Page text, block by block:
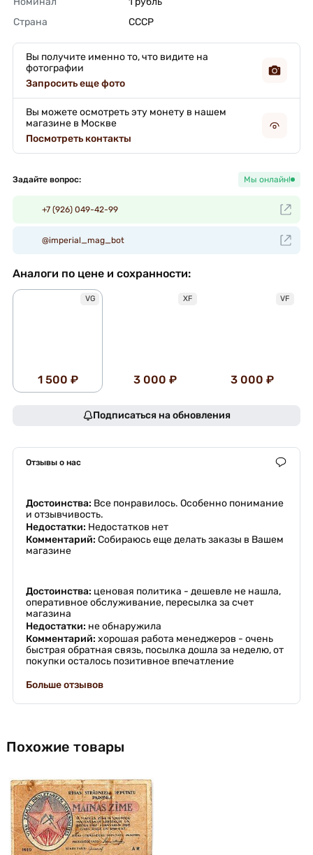
Страна
СССР
Вы получите именно то, что видите на
фотографии
Запросить еще фото
Вы можете осмотреть эту монету в нашем
магазине в Москве
Посмотреть контакты
Задайте вопрос: Мы онлайн!
+7 (926) 049-42-99
@imperial_mag_bot
Аналоги по цене и сохранности:
VG
1 500 ₽
XF
3 000 ₽
VF
3 000 ₽
Подписаться на обновления
Отзывы о нас
Достоинства: Все понравилось. Особенно понимание
и отзывчивость.
Недостатки: Недостатков нет
Комментарий: Собираюсь еще делать заказы в Вашем
магазине
Достоинства: ценовая политика - дешевле не нашла,
оперативное обслуживание, пересылка за счет
магазина
Недостатки: не обнаружила
Комментарий: хорошая работа менеджеров - очень
быстрая обратная связь, посылка дошла за неделю, от
покупки осталось позитивное впечатление
Больше отзывов
Похожие товары